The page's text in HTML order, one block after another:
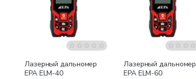
Лазерный дальномер
EPA ELM-40
Лазерный дальномер
EPA ELM-60